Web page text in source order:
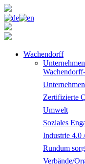
Wachendorff
Unternehmen
Zertifizierte
Umwelt
Soziales
Industrie 4.0
Rundum
Verbände/